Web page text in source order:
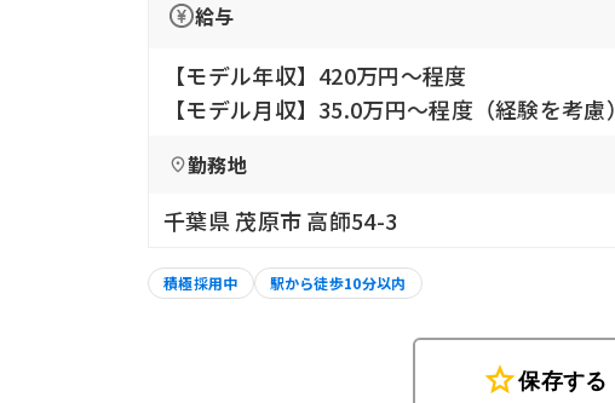
給与
【モデル年収】420万円〜程度
【モデル月収】35.0万円〜程度（経験を考慮）
勤務地
千葉県 茂原市 高師54-3
積極採用中 駅から徒歩10分以内
star保存する